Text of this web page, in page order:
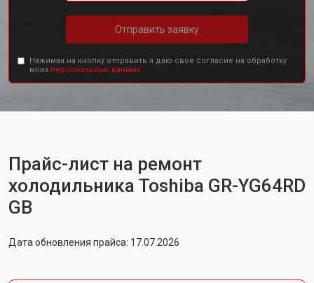
Отправить заявку
Нажимая на кнопку отправить я даю свое согласие на обработку
моих персональных данных.
Прайс-лист на ремонт
холодильника Toshiba GR-YG64RD
GB
Дата обновления прайса: 17.07.2026